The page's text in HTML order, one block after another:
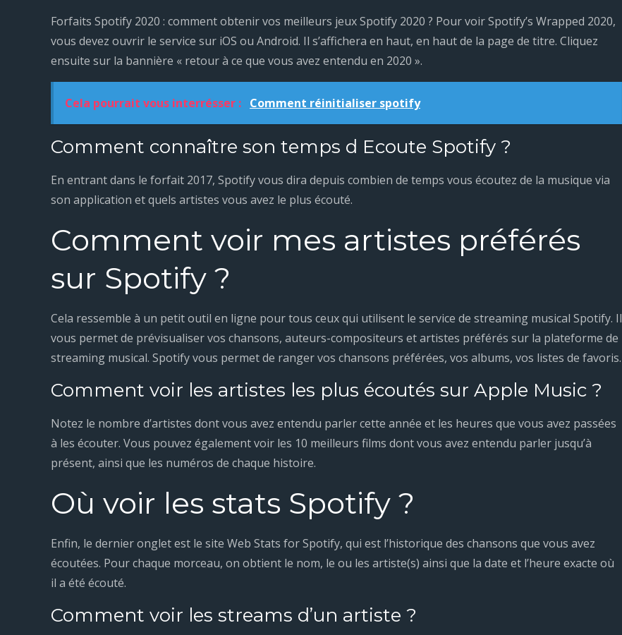
Forfaits Spotify 2020 : comment obtenir vos meilleurs jeux Spotify 2020 ? Pour voir Spotify’s Wrapped 2020,
vous devez ouvrir le service sur iOS ou Android. Il s’affichera en haut, en haut de la page de titre. Cliquez
ensuite sur la bannière « retour à ce que vous avez entendu en 2020 ».
Cela pourrait vous interrésser : Comment réinitialiser spotify
Comment connaître son temps d Ecoute Spotify ?
En entrant dans le forfait 2017, Spotify vous dira depuis combien de temps vous écoutez de la musique via
son application et quels artistes vous avez le plus écouté.
Comment voir mes artistes préférés
sur Spotify ?
Cela ressemble à un petit outil en ligne pour tous ceux qui utilisent le service de streaming musical Spotify. Il
vous permet de prévisualiser vos chansons, auteurs-compositeurs et artistes préférés sur la plateforme de
streaming musical. Spotify vous permet de ranger vos chansons préférées, vos albums, vos listes de favoris.
Comment voir les artistes les plus écoutés sur Apple Music ?
Notez le nombre d’artistes dont vous avez entendu parler cette année et les heures que vous avez passées
à les écouter. Vous pouvez également voir les 10 meilleurs films dont vous avez entendu parler jusqu’à
présent, ainsi que les numéros de chaque histoire.
Où voir les stats Spotify ?
Enfin, le dernier onglet est le site Web Stats for Spotify, qui est l’historique des chansons que vous avez
écoutées. Pour chaque morceau, on obtient le nom, le ou les artiste(s) ainsi que la date et l’heure exacte où
il a été écouté.
Comment voir les streams d’un artiste ?